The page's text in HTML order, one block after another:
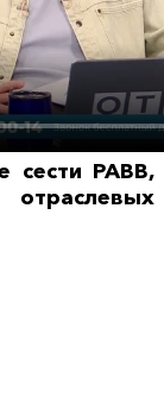
сести РАВВ,